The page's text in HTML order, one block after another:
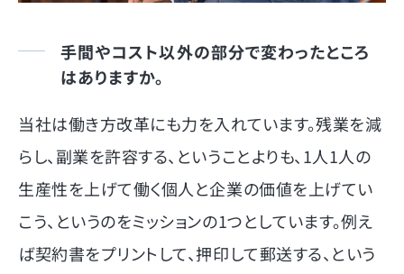
手間やコスト以外の部分で変わったところ
はありますか。
当社は働き方改革にも力を入れています。残業を減
らし、副業を許容する、ということよりも、1人1人の
生産性を上げて働く個人と企業の価値を上げてい
こう、というのをミッションの1つとしています。例え
ば契約書をプリントして、押印して郵送する、という